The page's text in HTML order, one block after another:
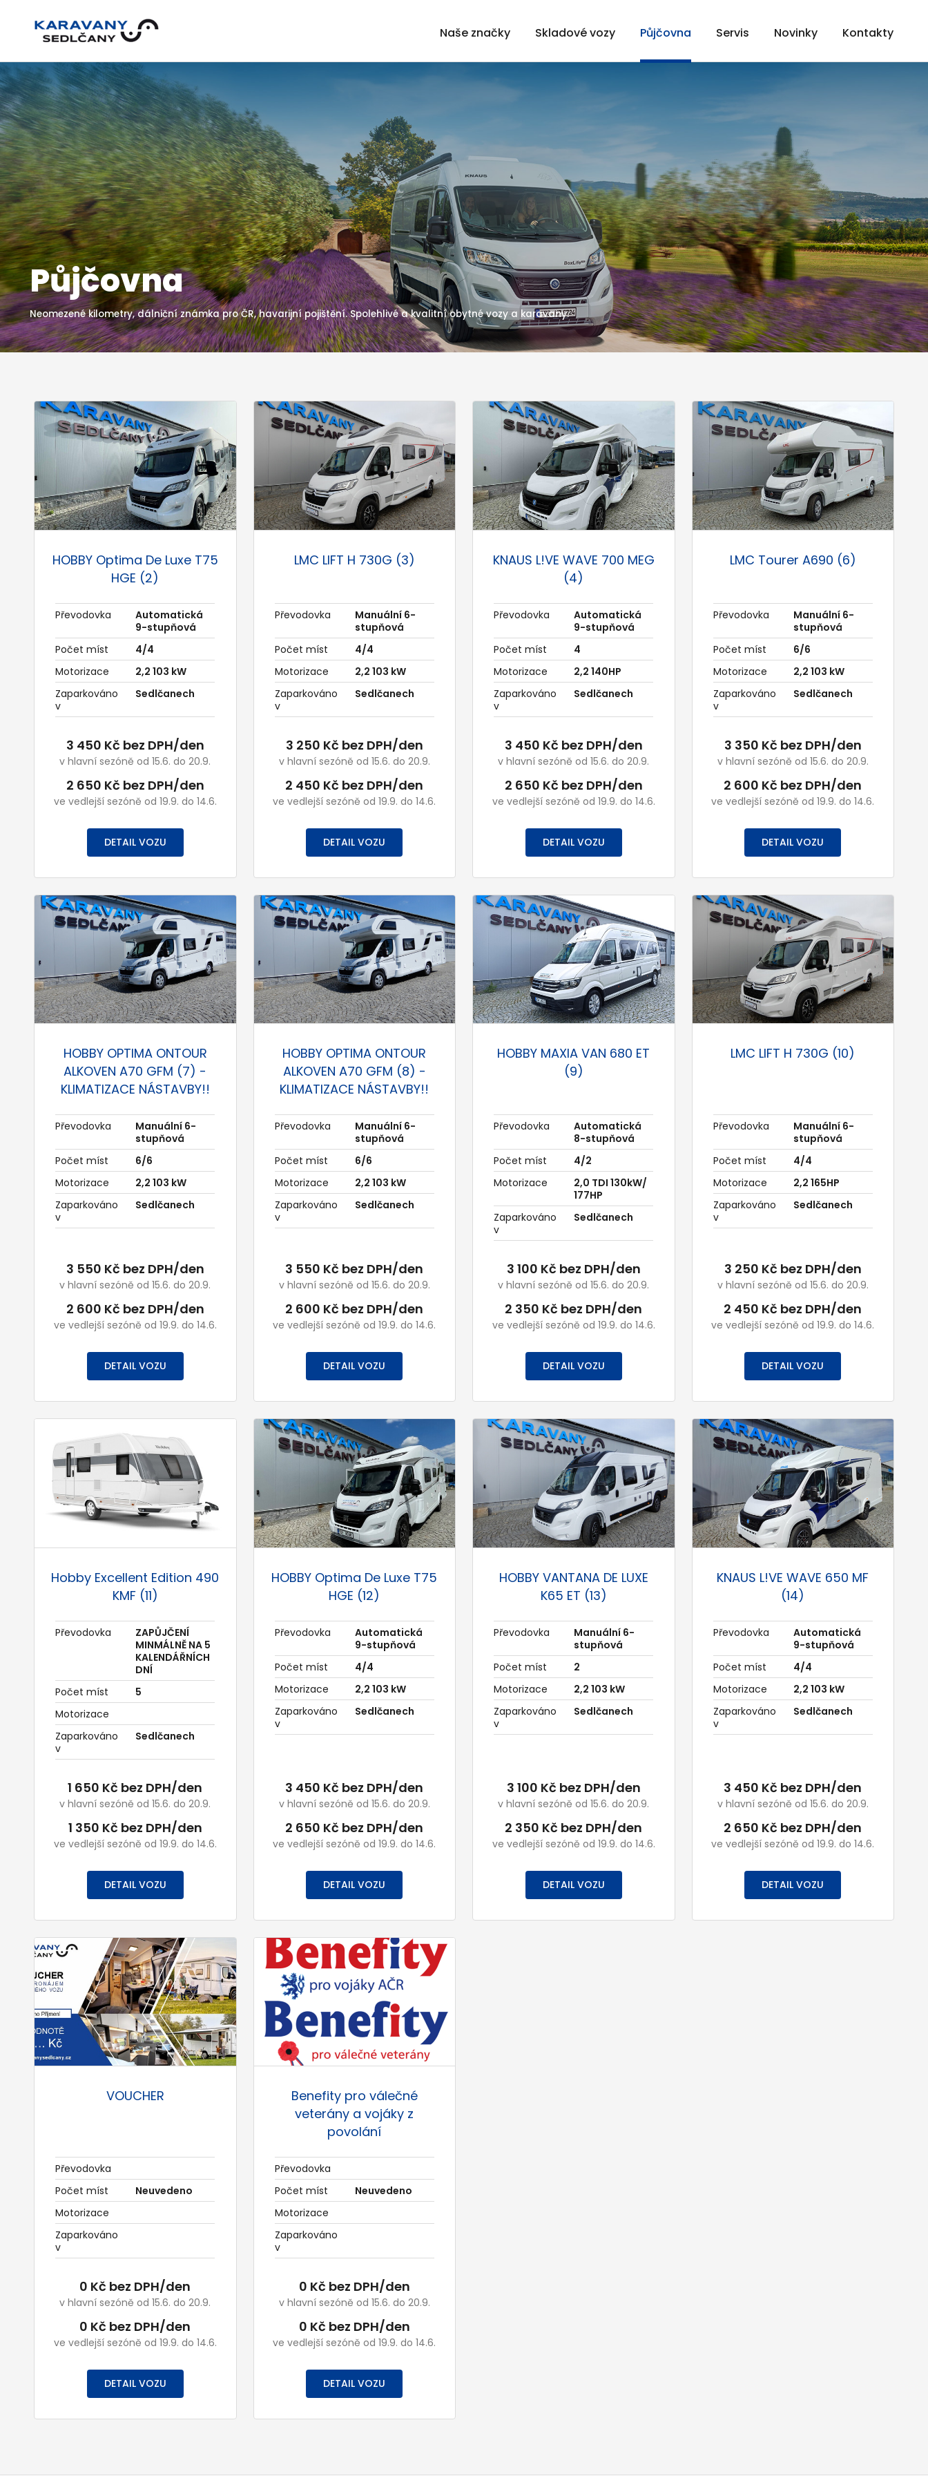
Naše značky Skladové vozy Půjčovna Servis Novinky Kontakty
Půjčovna
Neomezené kilometry, dálniční známka pro ČR, havarijní pojištění. Spolehlivé a kvalitní obytné vozy a karavany.
HOBBY Optima De Luxe T75
HGE (2)
Převodovka
Automatická
9-stupňová
Počet míst
4/4
Motorizace
2,2 103 kW
Zaparkováno
v
Sedlčanech
3 450 Kč bez DPH/den
v hlavní sezóně od 15.6. do 20.9.
2 650 Kč bez DPH/den
ve vedlejší sezóně od 19.9. do 14.6.
DETAIL VOZU
LMC LIFT H 730G (3)
Převodovka
Manuální 6-
stupňová
Počet míst
4/4
Motorizace
2,2 103 kW
Zaparkováno
v
Sedlčanech
3 250 Kč bez DPH/den
v hlavní sezóně od 15.6. do 20.9.
2 450 Kč bez DPH/den
ve vedlejší sezóně od 19.9. do 14.6.
DETAIL VOZU
KNAUS L!VE WAVE 700 MEG
(4)
Převodovka
Automatická
9-stupňová
Počet míst
4
Motorizace
2,2 140HP
Zaparkováno
v
Sedlčanech
3 450 Kč bez DPH/den
v hlavní sezóně od 15.6. do 20.9.
2 650 Kč bez DPH/den
ve vedlejší sezóně od 19.9. do 14.6.
DETAIL VOZU
LMC Tourer A690 (6)
Převodovka
Manuální 6-
stupňová
Počet míst
6/6
Motorizace
2,2 103 kW
Zaparkováno
v
Sedlčanech
3 350 Kč bez DPH/den
v hlavní sezóně od 15.6. do 20.9.
2 600 Kč bez DPH/den
ve vedlejší sezóně od 19.9. do 14.6.
DETAIL VOZU
HOBBY OPTIMA ONTOUR
ALKOVEN A70 GFM (7) -
KLIMATIZACE NÁSTAVBY!!
Převodovka
Manuální 6-
stupňová
Počet míst
6/6
Motorizace
2,2 103 kW
Zaparkováno
v
Sedlčanech
3 550 Kč bez DPH/den
v hlavní sezóně od 15.6. do 20.9.
2 600 Kč bez DPH/den
ve vedlejší sezóně od 19.9. do 14.6.
DETAIL VOZU
HOBBY OPTIMA ONTOUR
ALKOVEN A70 GFM (8) -
KLIMATIZACE NÁSTAVBY!!
Převodovka
Manuální 6-
stupňová
Počet míst
6/6
Motorizace
2,2 103 kW
Zaparkováno
v
Sedlčanech
3 550 Kč bez DPH/den
v hlavní sezóně od 15.6. do 20.9.
2 600 Kč bez DPH/den
ve vedlejší sezóně od 19.9. do 14.6.
DETAIL VOZU
HOBBY MAXIA VAN 680 ET
(9)
Převodovka
Automatická
8-stupňová
Počet míst
4/2
Motorizace
2,0 TDI 130kW/
177HP
Zaparkováno
v
Sedlčanech
3 100 Kč bez DPH/den
v hlavní sezóně od 15.6. do 20.9.
2 350 Kč bez DPH/den
ve vedlejší sezóně od 19.9. do 14.6.
DETAIL VOZU
LMC LIFT H 730G (10)
Převodovka
Manuální 6-
stupňová
Počet míst
4/4
Motorizace
2,2 165HP
Zaparkováno
v
Sedlčanech
3 250 Kč bez DPH/den
v hlavní sezóně od 15.6. do 20.9.
2 450 Kč bez DPH/den
ve vedlejší sezóně od 19.9. do 14.6.
DETAIL VOZU
Hobby Excellent Edition 490
KMF (11)
Převodovka
ZAPŮJČENÍ
MINMÁLNĚ NA 5
KALENDÁŘNÍCH
DNÍ
Počet míst
5
Motorizace
Zaparkováno
v
Sedlčanech
1 650 Kč bez DPH/den
v hlavní sezóně od 15.6. do 20.9.
1 350 Kč bez DPH/den
ve vedlejší sezóně od 19.9. do 14.6.
DETAIL VOZU
HOBBY Optima De Luxe T75
HGE (12)
Převodovka
Automatická
9-stupňová
Počet míst
4/4
Motorizace
2,2 103 kW
Zaparkováno
v
Sedlčanech
3 450 Kč bez DPH/den
v hlavní sezóně od 15.6. do 20.9.
2 650 Kč bez DPH/den
ve vedlejší sezóně od 19.9. do 14.6.
DETAIL VOZU
HOBBY VANTANA DE LUXE
K65 ET (13)
Převodovka
Manuální 6-
stupňová
Počet míst
2
Motorizace
2,2 103 kW
Zaparkováno
v
Sedlčanech
3 100 Kč bez DPH/den
v hlavní sezóně od 15.6. do 20.9.
2 350 Kč bez DPH/den
ve vedlejší sezóně od 19.9. do 14.6.
DETAIL VOZU
KNAUS L!VE WAVE 650 MF
(14)
Převodovka
Automatická
9-stupňová
Počet míst
4/4
Motorizace
2,2 103 kW
Zaparkováno
v
Sedlčanech
3 450 Kč bez DPH/den
v hlavní sezóně od 15.6. do 20.9.
2 650 Kč bez DPH/den
ve vedlejší sezóně od 19.9. do 14.6.
DETAIL VOZU
VOUCHER
Převodovka
Počet míst
Neuvedeno
Motorizace
Zaparkováno
v
0 Kč bez DPH/den
v hlavní sezóně od 15.6. do 20.9.
0 Kč bez DPH/den
ve vedlejší sezóně od 19.9. do 14.6.
DETAIL VOZU
Benefity pro válečné
veterány a vojáky z
povolání
Převodovka
Počet míst
Neuvedeno
Motorizace
Zaparkováno
v
0 Kč bez DPH/den
v hlavní sezóně od 15.6. do 20.9.
0 Kč bez DPH/den
ve vedlejší sezóně od 19.9. do 14.6.
DETAIL VOZU